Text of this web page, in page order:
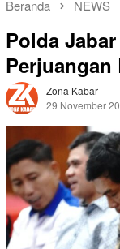
Beranda NEWS
Polda
Perjuangan
Zona Kabar
29 November